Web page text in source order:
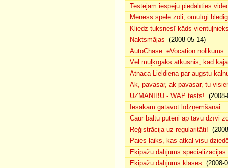
Testējam iespēju piedalīties
Mēness spēlē zoli, omulīgi
Kliedz tuksnesī kāds
Naktsmājas (2008-05-14)
AutoChase: eVocation nolikums
Vēl muļķīgāks atkusnis, kad
Atnāca Lieldiena pār augstu
Ak, pavasar, ak pavasar, tu
UZMANĪBU - WAP tests!
Iesakam gatavot līdzņemšanai...
Caur baltu puteni ap tavu dzīvi
Reģistrācija uz regularitāti!
Paies laiks, kas atkal visu
Ekipāžu dalījums specializācijās
Ekipāžu dalījums klasēs (2008-